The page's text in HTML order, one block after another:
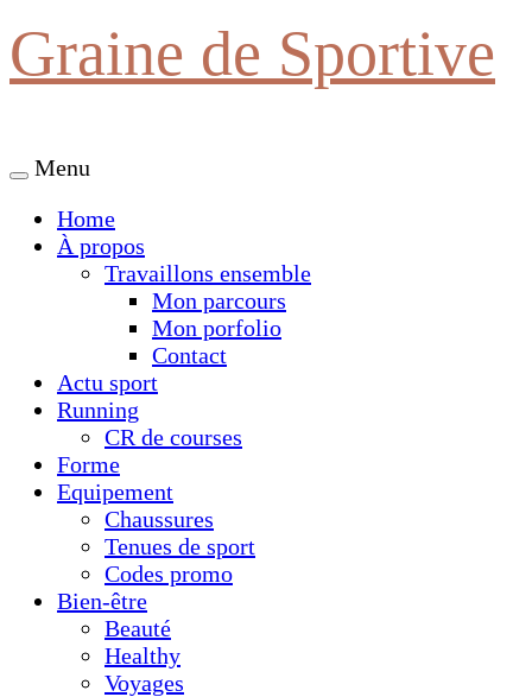
Graine de Sportive
Menu
Home
À propos
Travaillons ensemble
Mon parcours
Mon porfolio
Contact
Actu sport
Running
CR de courses
Forme
Equipement
Chaussures
Tenues de sport
Codes promo
Bien-être
Beauté
Healthy
Voyages